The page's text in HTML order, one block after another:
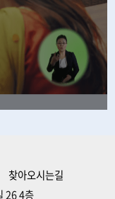
찾아오시는길
26 4층